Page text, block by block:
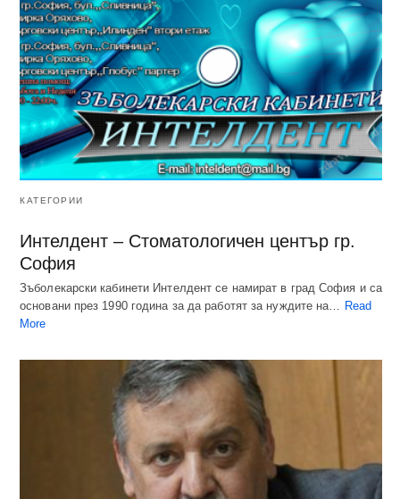
КАТЕГОРИИ
Интелдент – Стоматологичен център гр.
София
Зъболекарски кабинети Интелдент се намират в град София и са
основани през 1990 година за да работят за нуждите на… Read
More